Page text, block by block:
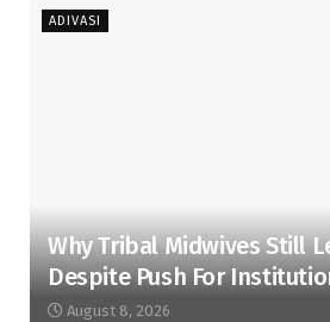
ADIVASI
Why Tribal Midwives Still
Despite Push For
August 8, 2026